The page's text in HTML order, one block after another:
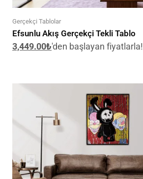
Gerçekçi Tablolar
Efsunlu Akış Gerçekçi Tekli Tablo
3,449.00₺'den başlayan fiyatlarla!